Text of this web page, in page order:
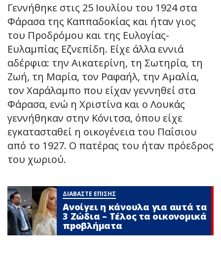
Γεννήθηκε στις 25 Ιουλίου του 1924 στα
Φάρασα της Καππαδοκίας και ήταν γιος
του Προδρόμου και της Ευλογίας-
Ευλαμπίας Εζνεπίδη. Είχε άλλα εννιά
αδέρφια: την Αικατερίνη, τη Σωτηρία, τη
Ζωή, τη Μαρία, τον Ραφαήλ, την Αμαλία,
τον Χαράλαμπο που είχαν γεννηθεί στα
Φάρασα, ενώ η Χριστίνα και ο Λουκάς
γεννήθηκαν στην Κόνιτσα, όπου είχε
εγκατασταθεί η οικογένεια του Παΐσιου
από το 1927. Ο πατέρας του ήταν πρόεδρος
του χωριού.
ΔΙΑΒΑΣΤΕ ΕΠΙΣΗΣ
Ανοίγει η κάνουλα για αuτά τα
3 Zώδια – Τέλος τα οικονομικά
πpοβλήματα